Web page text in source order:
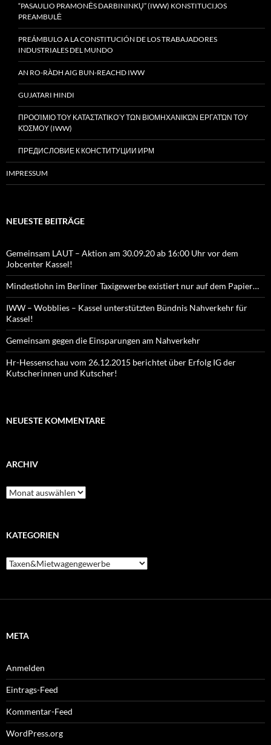
“PASAULIO PRAMONĖS DARBININKŲ” (IWW) KONSTITUCIJOS
PREAMBULĖ
PREÁMBULO A LA CONSTITUCIÓN DE LOS TRABAJADORES
INDUSTRIALES DEL MUNDO
AN RO-RÀDH AIG BUN-REACHD IWW
GUJATARI HINDI
ΠΡΟΟΊΜΙΟ ΤΟΥ ΚΑΤΑΣΤΑΤΙΚΟΎ ΤΩΝ ΒΙΟΜΗΧΑΝΙΚΏΝ ΕΡΓΑΤΏΝ ΤΟΥ
ΚΌΣΜΟΥ (IWW)
ПРЕДИСЛОВИЕ К КОНСТИТУЦИИ ИРМ
IMPRESSUM
NEUESTE BEITRÄGE
Gemeinsam LAUT – Aktion am 30.09.20 ab 16:00 Uhr vor dem
Jobcenter Kassel!
Mindestlohn im Berliner Taxigewerbe existiert nur auf dem Papier…
IWW – Wobblies – Kassel unterstützten Bündnis Nahverkehr für
Kassel!
Gemeinsam gegen die Einsparungen am Nahverkehr
Hr-Hessenschau vom 26.12.2015 berichtet über Erfolg IG der
Kutscherinnen und Kutscher!
NEUESTE KOMMENTARE
ARCHIV
Archiv
KATEGORIEN
Kategorien
META
Anmelden
Eintrags-Feed
Kommentar-Feed
WordPress.org